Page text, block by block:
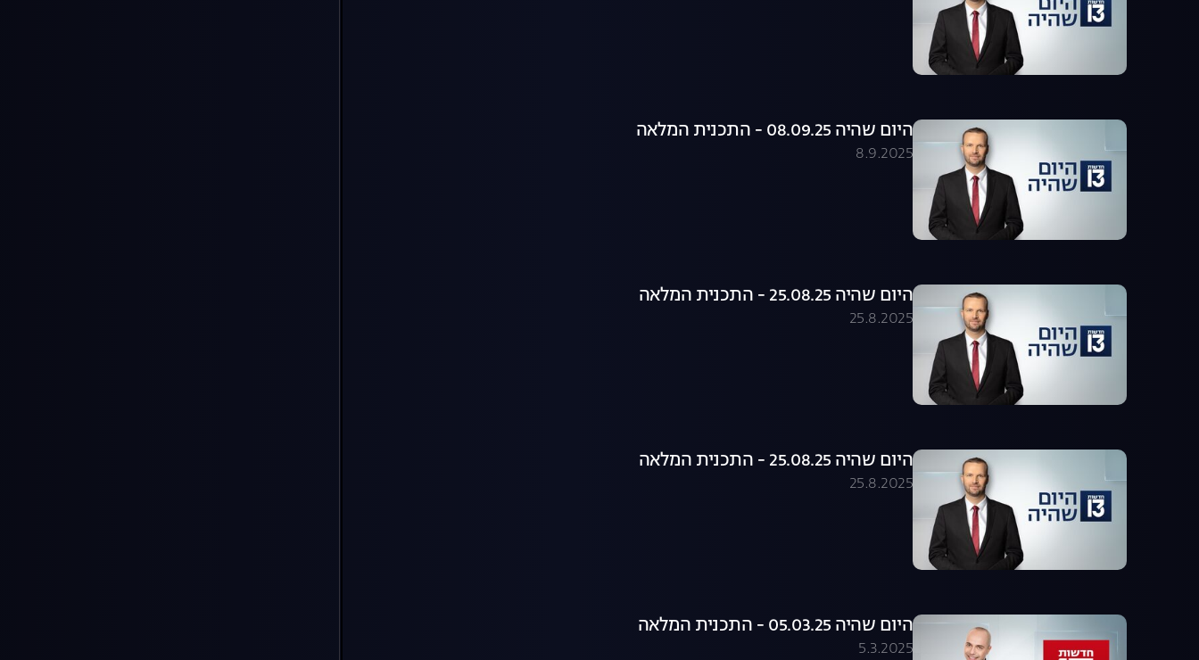
היום שהיה 08.09.25 - התכנית המלאה
8.9.2025
היום שהיה 25.08.25 - התכנית המלאה
25.8.2025
היום שהיה 25.08.25 - התכנית המלאה
25.8.2025
היום שהיה 05.03.25 - התכנית המלאה
5.3.2025